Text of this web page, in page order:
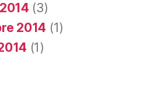
(3)
2014 (1)
(1)